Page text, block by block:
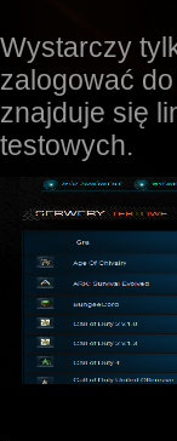
Wystarczy
zalogować
znajduje się
testowych.